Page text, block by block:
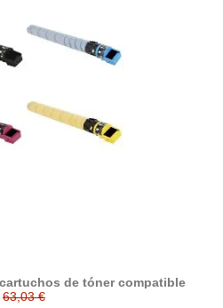
de tóner compatible
63,03 €